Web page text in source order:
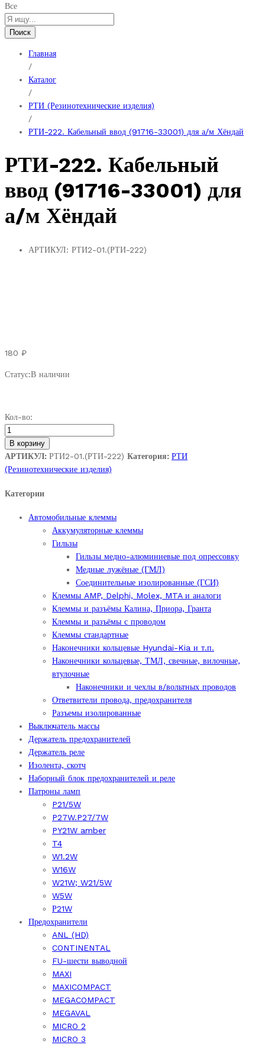
Все
Поиск
Главная
/
Каталог
/
РТИ (Резинотехнические изделия)
/
РТИ-222. Кабельный ввод (91716-33001) для а/м Хёндай
РТИ-222. Кабельный
ввод (91716-33001) для
а/м Хёндай
АРТИКУЛ: РТИ2-01.(РТИ-222)
180 ₽
Статус:В наличии
РТИ-222.
Кабельный
ввод
(91716-
33001)
а/
Хёндай
Кол-во:
В корзину
АРТИКУЛ: РТИ2-01.(РТИ-222) Категория: РТИ
(Резинотехнические изделия)
Категории
Автомобильные клеммы
Аккумуляторные клеммы
Гильзы
Гильзы медно-алюминиевые под опрессовку
Медные лужёные (ГМЛ)
Соединительные изолированные (ГСИ)
Клеммы AMP, Delphi, Molex, MTA и аналоги
Клеммы и разъёмы Калина, Приора, Гранта
Клеммы и разъёмы с проводом
Клеммы стандартные
Наконечники кольцевые Hyundai-Kia и т.п.
Наконечники кольцевые, ТМЛ, свечные, вилочные,
втулочные
Наконечники и чехлы в/вольтных проводов
Ответвители провода, предохранителя
Разъемы изолированные
Выключатель массы
Держатель предохранителей
Держатель реле
Изолента, скотч
Наборный блок предохранителей и реле
Патроны ламп
P21/5W
P27W.P27/7W
PY21W amber
T4
W1.2W
W16W
W21W; W21/5W
W5W
Р21W
Предохранители
ANL (HD)
CONTINENTAL
FU-шести выводной
MAXI
MAXICOMPACT
MEGACOMPACT
MEGAVAL
MICRO 2
MICRO 3